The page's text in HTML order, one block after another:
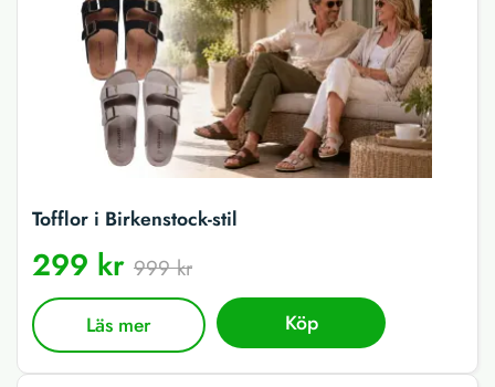
Tofflor i Birkenstock-stil
299 kr 999 kr
Läs mer Köp